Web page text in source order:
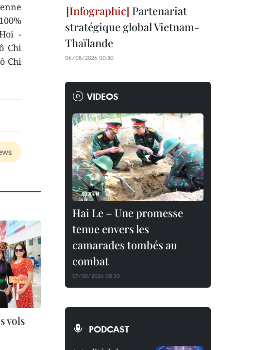
-
Chi
Chi
vols
Partenariat
stratégique global Vietnam-
Thaïlande
06/08/2026 00:30
VIDEOS
Hai Le – Une promesse
tenue envers les
camarades tombés au
combat
07/08/2026 00:30
PODCAST